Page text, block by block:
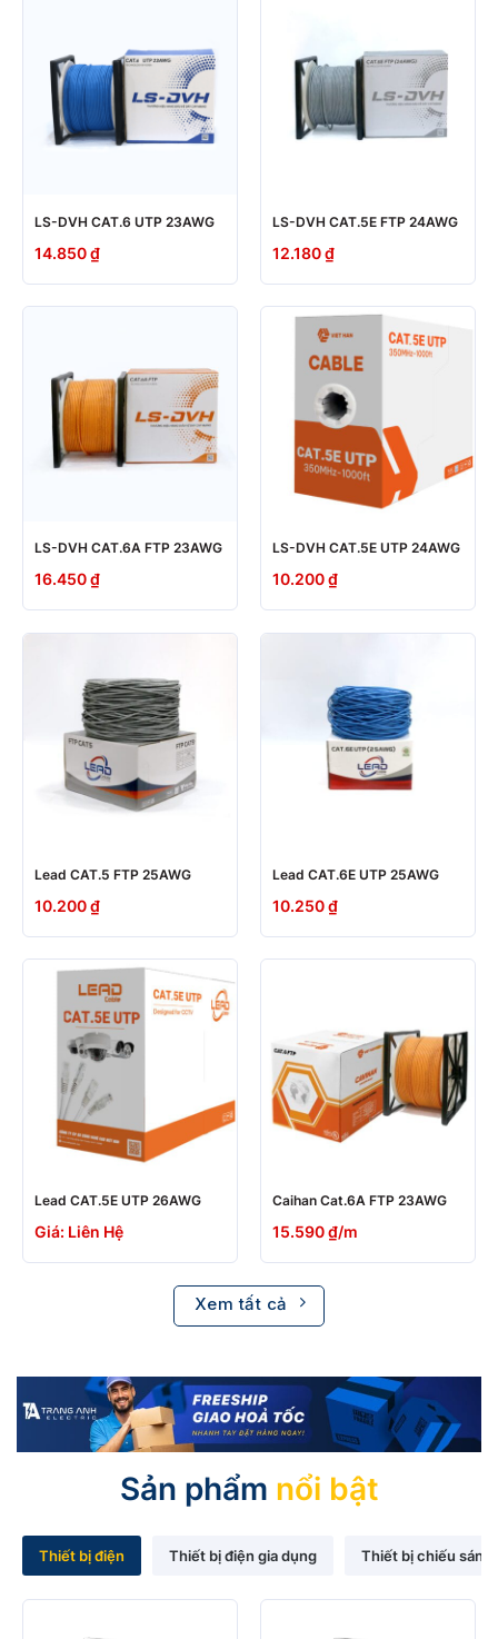
LS-DVH CAT.6 UTP 23AWG
14.850₫
LS-DVH CAT.5E FTP 24AWG
12.180₫
LS-DVH CAT.6A FTP 23AWG
16.450₫
LS-DVH CAT.5E UTP 24AWG
10.200₫
Lead CAT.5 FTP 25AWG
10.200₫
Lead CAT.6E UTP 25AWG
10.250₫
Lead CAT.5E UTP 26AWG
Giá: Liên Hệ
Caihan Cat.6A FTP 23AWG
15.590₫/m
Xem tất cả
Sản phẩm nổi bật
Thiết bị điện Thiết bị điện gia dụng Thiết bị chiếu sáng